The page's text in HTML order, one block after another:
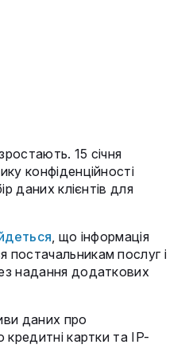
15 січня
конфіденційності
даних клієнтів для
, що інформація
послуг і
надання додаткових
даних про
кредитні картки та IP-